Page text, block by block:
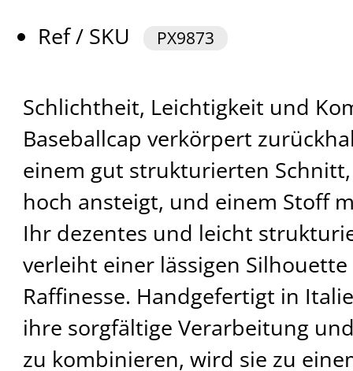
Ref / SKU
PX9873
Schlichtheit, Leichtigkeit und
Baseballcap verkörpert
einem gut strukturierten
hoch ansteigt, und einem Stoff
Ihr dezentes und leicht
verleiht einer lässigen
Raffinesse. Handgefertigt in
ihre sorgfältige Verarbeitung
zu kombinieren, wird sie zu